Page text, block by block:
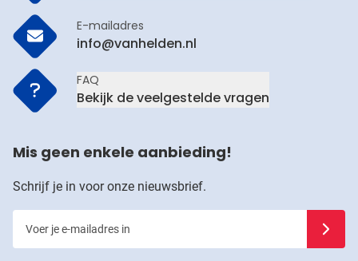
E-mailadres
info@vanhelden.nl
FAQ
Bekijk de veelgestelde vragen
Mis geen enkele aanbieding!
Schrijf je in voor onze nieuwsbrief.